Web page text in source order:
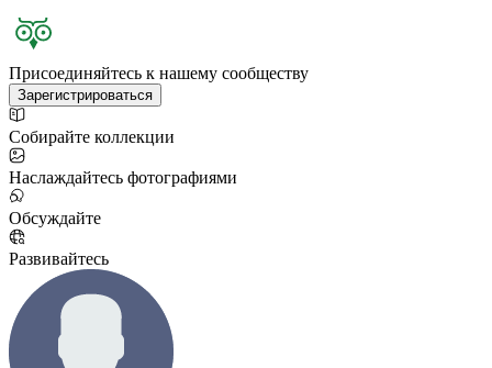
Присоединяйтесь к нашему сообществу
Зарегистрироваться
Собирайте коллекции
Наслаждайтесь фотографиями
Обсуждайте
Развивайтесь